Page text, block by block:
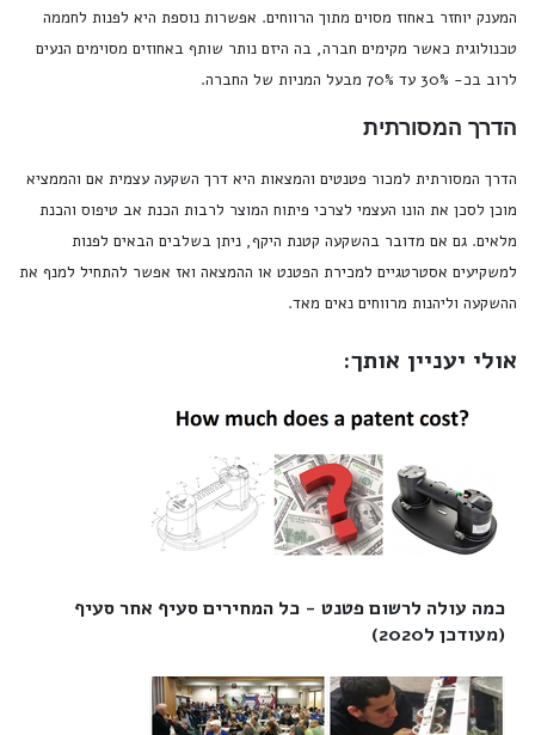
המענק יוחזר באחוז מסוים מתוך הרווחים. אפשרות נוספת היא לפנות לחממה
טכנולוגית כאשר מקימים חברה, בה היזם נותר שותף באחוזים מסוימים הנעים
לרוב בכ- 30% עד 70% מבעל המניות של החברה.
הדרך המסורתית
הדרך המסורתית למכור פטנטים והמצאות היא דרך השקעה עצמית אם והממציא
מוכן לסכן את הונו העצמי לצרכי פיתוח המוצר לרבות הכנת אב טיפוס והכנת
מלאים. גם אם מדובר בהשקעה קטנת היקף, ניתן בשלבים הבאים לפנות
למשקיעים אסטרטגיים למכירת הפטנט או ההמצאה ואז אפשר להתחיל למנף את
ההשקעה וליהנות מרווחים נאים מאד.
אולי יעניין אותך:
כמה עולה לרשום פטנט - כל המחירים סעיף אחר סעיף
(מעודכן ל2020)‎